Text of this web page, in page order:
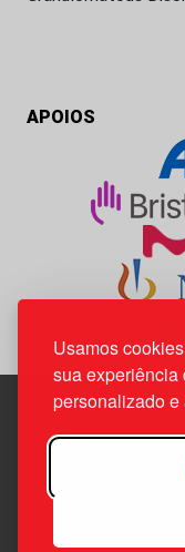
Usamos
sua experiência
personalizado e
APOIOS
Edif. Lisboa Oriente
1800-282 Lisboa |